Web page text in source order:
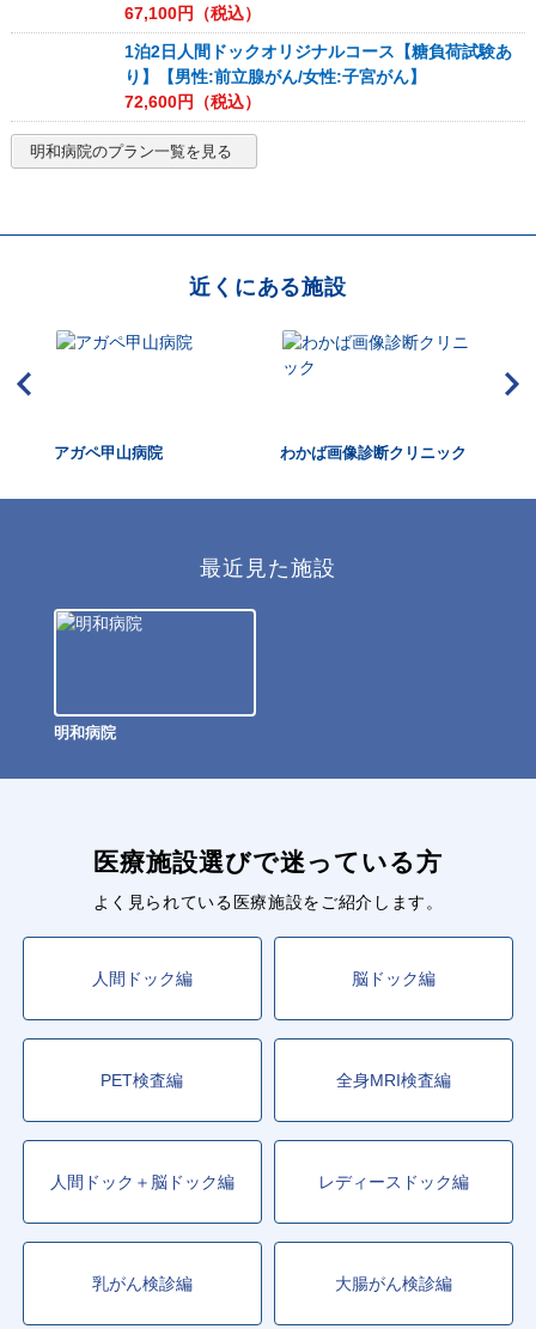
67,100円（税込）
1泊2日人間ドックオリジナルコース【糖負荷試験あ
り】【男性:前立腺がん/女性:子宮がん】
72,600円（税込）
明和病院のプラン一覧を見る
近くにある施設
アガペ甲山病院 わかば画像診断クリニック
最近見た施設
明和病院
医療施設選びで迷っている方
よく見られている医療施設をご紹介します。
人間ドック編 脳ドック編
PET検査編 全身MRI検査編
人間ドック＋脳ドック編 レディースドック編
乳がん検診編 大腸がん検診編